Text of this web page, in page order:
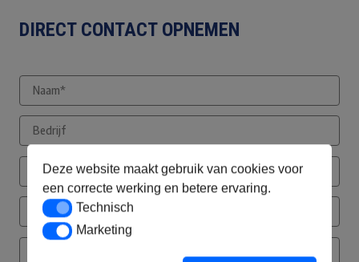
Deze website maakt gebruik van cookies voor
een correcte werking en betere ervaring.
TechnischTechnisch
MarketingMarketing
DIRECT CONTACT OPNEMEN